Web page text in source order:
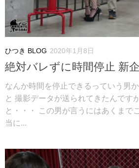
ひつき BLOG 2020年1月8日
絶対バレずに時間停止 新
なんか時間を停止できるっていう男
と 撮影データが送られてきたんです
と・・・ この男が言うにはあくまで
当に...